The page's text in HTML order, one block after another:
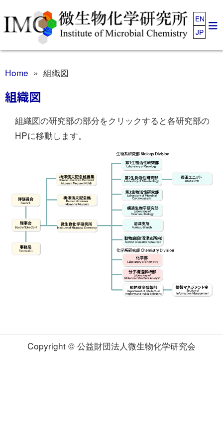
EN
JP
Home » 組織図
組織図
組織図の研究部の部分をクリックすると各研究部の
HPに移動します。
Copyright © 公益財団法人微生物化学研究会